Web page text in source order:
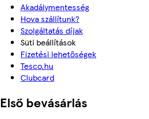
Akadálymentesség
Hova szállítunk?
Szolgáltatás díjak
Süti beállítások
Fizetési lehetőségek
Tesco.hu
Clubcard
Első bevásárlás